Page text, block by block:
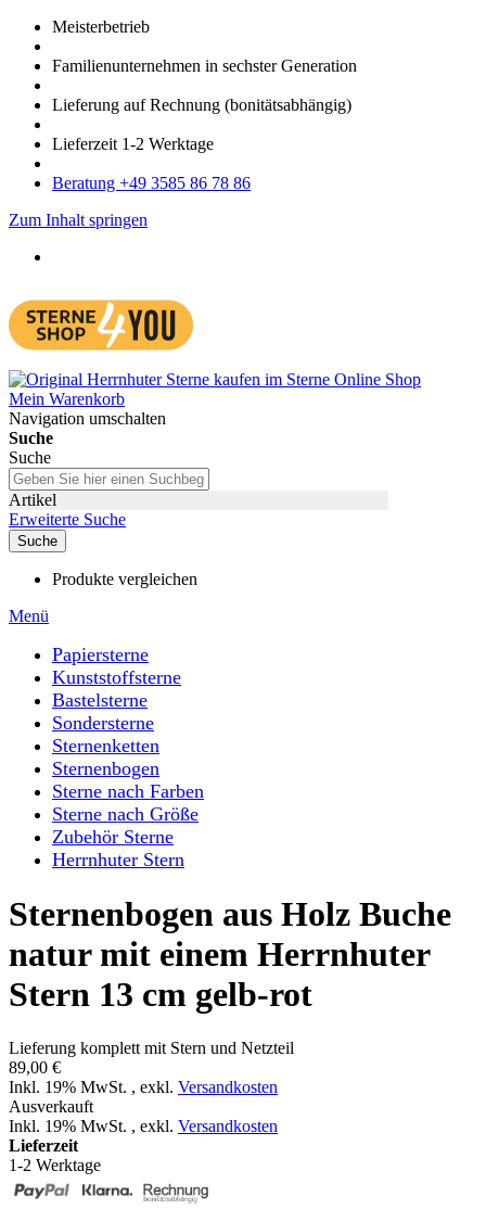
Meister­betrieb
Familien­unter­nehmen in sechster Gene­ration
Lieferung auf Rech­nung (bonitätsabhängig)
Liefer­zeit 1-2 Werk­tage
Bera­tung +49 3585 86 78 86
Zum Inhalt springen
Mein Warenkorb
Navigation umschalten
Suche
Suche
Artikel
Erweiterte Suche
Suche
Produkte vergleichen
Menü
Papiersterne
Kunststoffsterne
Bastelsterne
Sondersterne
Sternenketten
Sternenbogen
Sterne nach Farben
Sterne nach Größe
Zubehör Sterne
Herrnhuter Stern
Sternenbogen aus Holz Buche
natur mit einem Herrnhuter
Stern 13 cm gelb-rot
Lieferung komplett mit Stern und Netzteil
89,00 €
Inkl. 19% MwSt. , exkl. Versandkosten
Ausverkauft
Inkl. 19% MwSt. , exkl. Versandkosten
Lieferzeit
1-2 Werktage